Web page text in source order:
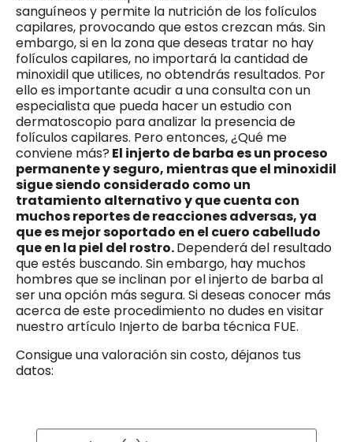
sanguíneos y permite la nutrición de los folículos
capilares, provocando que estos crezcan más. Sin
embargo, si en la zona que deseas tratar no hay
folículos capilares, no importará la cantidad de
minoxidil que utilices, no obtendrás resultados. Por
ello es importante acudir a una consulta con un
especialista que pueda hacer un estudio con
dermatoscopio para analizar la presencia de
folículos capilares. Pero entonces, ¿Qué me
conviene más? El injerto de barba es un proceso
permanente y seguro, mientras que el minoxidil
sigue siendo considerado como un
tratamiento alternativo y que cuenta con
muchos reportes de reacciones adversas, ya
que es mejor soportado en el cuero cabelludo
que en la piel del rostro.Dependerá del resultado
que estés buscando. Sin embargo, hay muchos
hombres que se inclinan por el injerto de barba al
ser una opción más segura. Si deseas conocer más
acerca de este procedimiento no dudes en visitar
nuestro artículo Injerto de barba técnica FUE.
Consigue una valoración sin costo, déjanos tus
datos: